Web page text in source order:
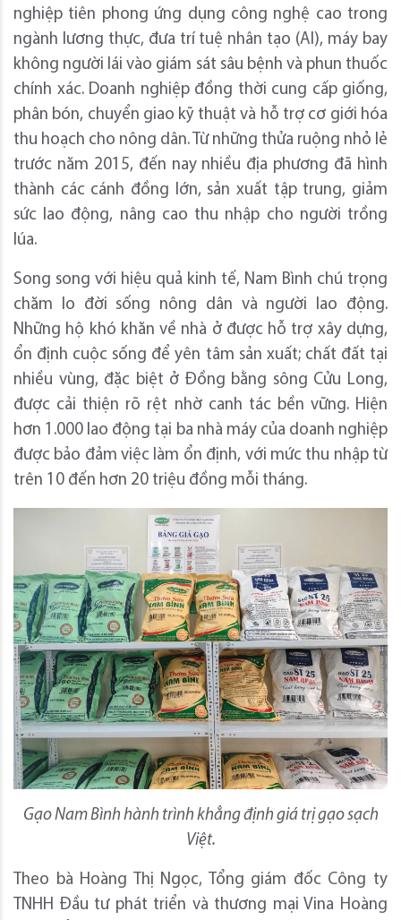
nghiệp tiên phong ứng dụng công nghệ cao trong
ngành lương thực, đưa trí tuệ nhân tạo (AI), máy bay
không người lái vào giám sát sâu bệnh và phun thuốc
chính xác. Doanh nghiệp đồng thời cung cấp giống,
phân bón, chuyển giao kỹ thuật và hỗ trợ cơ giới hóa
thu hoạch cho nông dân. Từ những thửa ruộng nhỏ lẻ
trước năm 2015, đến nay nhiều địa phương đã hình
thành các cánh đồng lớn, sản xuất tập trung, giảm
sức lao động, nâng cao thu nhập cho người trồng
lúa.
Song song với hiệu quả kinh tế, Nam Bình chú trọng
chăm lo đời sống nông dân và người lao động.
Những hộ khó khăn về nhà ở được hỗ trợ xây dựng,
ổn định cuộc sống để yên tâm sản xuất; chất đất tại
nhiều vùng, đặc biệt ở Đồng bằng sông Cửu Long,
được cải thiện rõ rệt nhờ canh tác bền vững. Hiện
hơn 1.000 lao động tại ba nhà máy của doanh nghiệp
được bảo đảm việc làm ổn định, với mức thu nhập từ
trên 10 đến hơn 20 triệu đồng mỗi tháng.
Gạo Nam Bình hành trình khẳng định giá trị gạo sạch
Việt.
Theo bà Hoàng Thị Ngọc, Tổng giám đốc Công ty
TNHH Đầu tư phát triển và thương mại Vina Hoàng